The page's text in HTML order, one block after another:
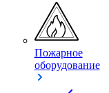
Пожарное
оборудование